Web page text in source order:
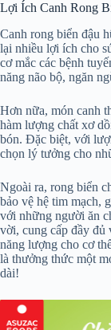
Lợi Ích Canh Rong
Canh rong biển đậu
lại nhiều lợi ích cho
cơ mắc các bệnh
năng não bộ, ngăn
Hơn nữa, món canh
hàm lượng chất xơ
bón. Đặc biệt, với
chọn lý tưởng cho
Ngoài ra, rong biển
bảo vệ hệ tim mạch,
với những người ăn
vời, cung cấp đầy đủ
năng lượng cho cơ
là thưởng thức một
dài!